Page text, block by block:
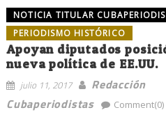
NOTICIA TITULAR
PERIODISMO HISTÓRICO
Apoyan diputados
nueva política de EE.UU.
julio 11, 2017
Redacción
Cubaperiodistas
Comment(0)